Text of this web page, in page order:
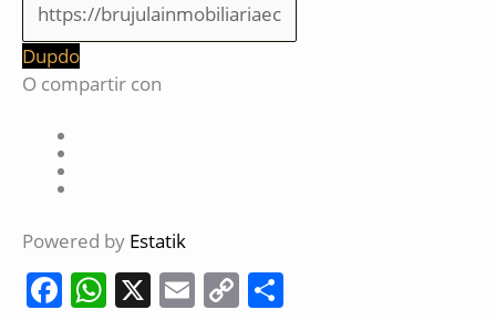
Dupdo
O compartir con
Powered by Estatik
F
W X
E
C